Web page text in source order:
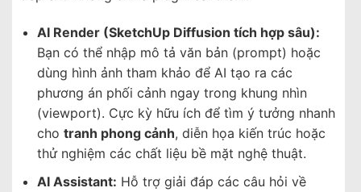
AI Render (SketchUp Diffusion tích hợp sâu):
Bạn có thể nhập mô tả văn bản (prompt) hoặc
dùng hình ảnh tham khảo để AI tạo ra các
phương án phối cảnh ngay trong khung nhìn
(viewport). Cực kỳ hữu ích để tìm ý tưởng nhanh
cho tranh phong cảnh, diễn họa kiến trúc hoặc
thử nghiệm các chất liệu bề mặt nghệ thuật.
AI Assistant: Hỗ trợ giải đáp các câu hỏi về